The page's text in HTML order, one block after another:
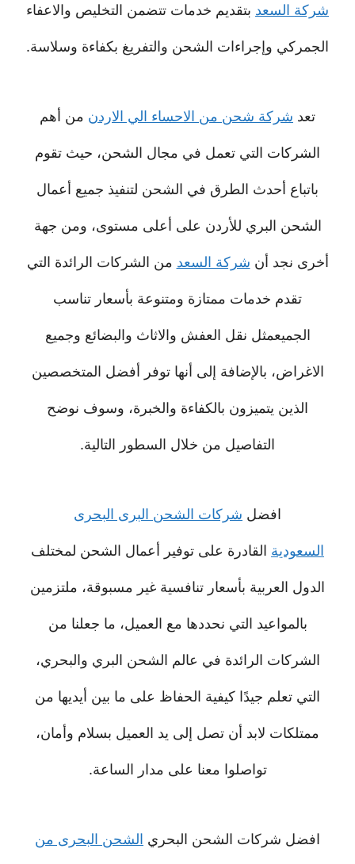
شركة السعد بتقديم خدمات تتضمن التخليص والاعفاء
الجمركي وإجراءات الشحن والتفريغ بكفاءة وسلاسة.
تعد شركة شحن من الاحساء الي الاردن من أهم
الشركات التي تعمل في مجال الشحن، حيث تقوم
باتباع أحدث الطرق في الشحن لتنفيذ جميع أعمال
الشحن البري للأردن على أعلى مستوى، ومن جهة
أخرى نجد أن شركة السعد من الشركات الرائدة التي
تقدم خدمات ممتازة ومتنوعة بأسعار تناسب
الجميعمثل نقل العفش والاثاث والبضائع وجميع
الاغراض، بالإضافة إلى أنها توفر أفضل المتخصصين
الذين يتميزون بالكفاءة والخبرة، وسوف نوضح
التفاصيل من خلال السطور التالية.
افضل شركات الشحن البرى البحرى
السعودية القادرة على توفير أعمال الشحن لمختلف
الدول العربية بأسعار تنافسية غير مسبوقة، ملتزمين
بالمواعيد التي نحددها مع العميل، ما جعلنا من
الشركات الرائدة في عالم الشحن البري والبحري،
التي تعلم جيدًا كيفية الحفاظ على ما بين أيديها من
ممتلكات لابد أن تصل إلى يد العميل بسلام وأمان،
تواصلوا معنا على مدار الساعة.
افضل شركات الشحن البحري الشحن البحرى من